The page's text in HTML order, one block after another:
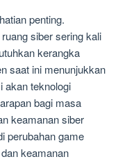
penting.
siber sering kali
kerangka
saat ini menunjukkan
akan teknologi
bagi masa
keamanan siber
perubahan game
keamanan